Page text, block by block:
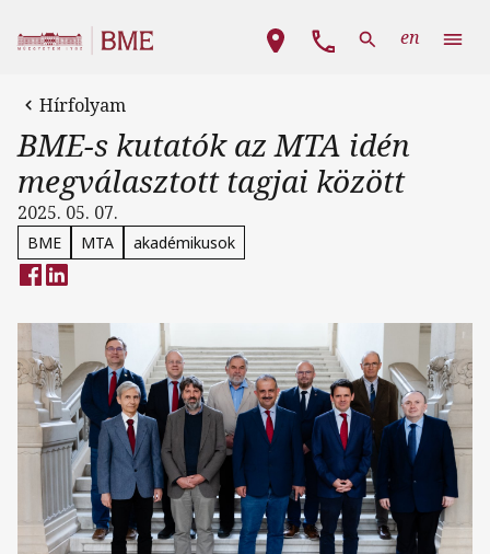
Fő navigáció
en
Hírfolyam
BME-s kutatók az MTA idén
megválasztott tagjai között
2025. 05. 07.
BME MTA akadémikusok